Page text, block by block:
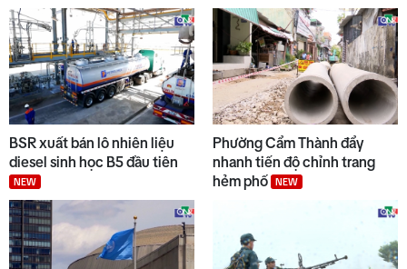
BSR xuất bán lô nhiên liệu
diesel sinh học B5 đầu tiên
NEW
Phường Cẩm Thành đẩy
nhanh tiến độ chỉnh trang
hẻm phố
NEW